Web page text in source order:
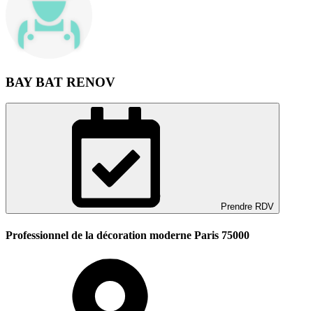
BAY BAT RENOV
Prendre RDV
Professionnel de la décoration moderne Paris 75000